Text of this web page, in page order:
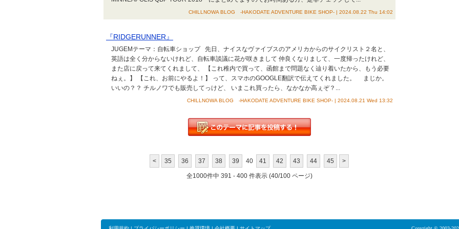
CHILLNOWA BLOG -HAKODATE ADVENTURE BIKE SHOP- | 2024.08.22 Thu 14:02
『RIDGERUNNER』
JUGEMテーマ：自転車ショップ 先日、ナイスなヴァイブスのアメリカからのサイクリスト２名と、
英語は全く分からないけれど、自転車談議に花が咲きまして 仲良くなりまして、一度帰ったけれど、
また店に戻って来てくれまして、 【これ稚内で買って、函館まで問題なく辿り着いたから、もう必要
ねぇ。】 【これ、お前にやるよ！】 って、スマホのGOOGLE翻訳で伝えてくれました。 まじか。
いいの？？ チルノワでも販売してっけど、 いまこれ買ったら、なかなか高ぇぞ？...
CHILLNOWA BLOG -HAKODATE ADVENTURE BIKE SHOP- | 2024.08.21 Wed 13:32
< 35 36 37 38 39 40 41 42 43 44 45 >
全1000件中 391 - 400 件表示 (40/100 ページ)